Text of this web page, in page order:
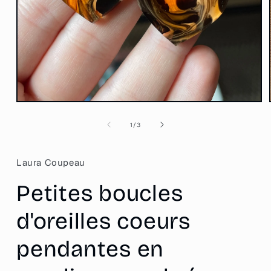
Ouvrir
fenêtre
modale
1 /de
3
Laura Coupeau
Petites boucles
d'oreilles coeurs
pendantes en